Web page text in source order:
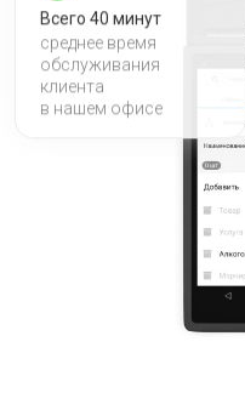
Всего 40 минут
среднее время
обслуживания
клиента
в нашем офисе